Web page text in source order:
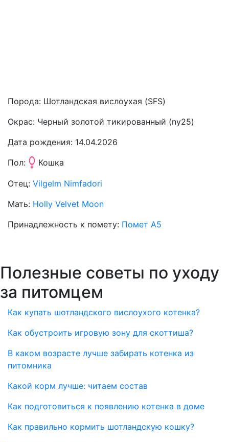
Порода: Шотландская вислоухая (SFS)
Окрас: Черный золотой тикированный (ny25)
Дата рождения: 14.04.2026
Пол:
Кошка
Отец: Vilgelm Nimfadori
Мать: Holly Velvet Moon
Принадлежность к помету: Помет А5
Полезные советы по уходу
за питомцем
Как купать шотландского вислоухого котенка?
Как обустроить игровую зону для скоттиша?
В каком возрасте лучше забирать котенка из
питомника
Какой корм лучше: читаем состав
Как подготовиться к появлению котенка в доме
Как правильно кормить шотландскую кошку?